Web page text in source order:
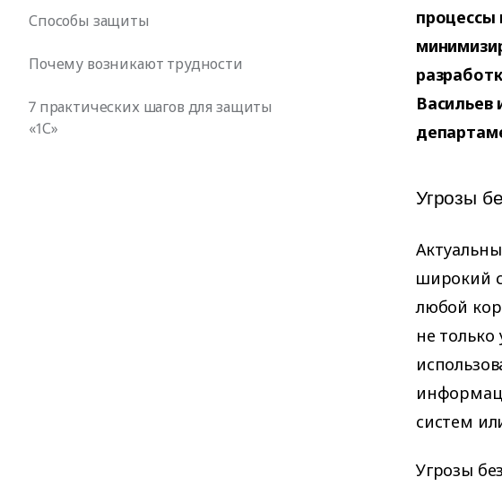
Способы защиты
Почему возникают трудности
7 практических шагов для защиты
«1С»
процессы
Васильев
Угрозы
широкий
любой
не
систем
Угрозы